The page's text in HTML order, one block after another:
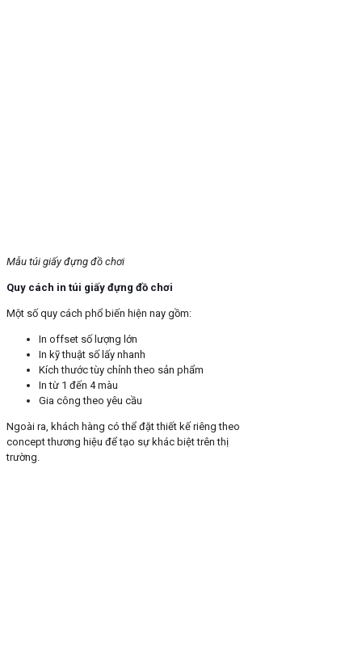
Mẫu túi giấy đựng đồ chơi
Quy cách in túi giấy đựng đồ chơi
Một số quy cách phổ biến hiện nay gồm:
In offset số lượng lớn
In kỹ thuật số lấy nhanh
Kích thước tùy chỉnh theo sản phẩm
In từ 1 đến 4 màu
Gia công theo yêu cầu
Ngoài ra, khách hàng có thể đặt thiết kế riêng theo
concept thương hiệu để tạo sự khác biệt trên thị
trường.